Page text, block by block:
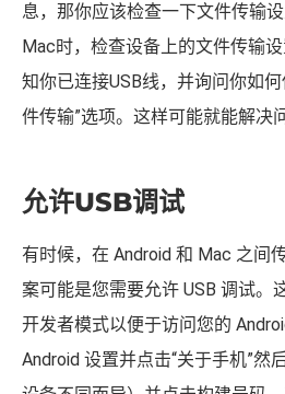
在安卓设备上启用文
如果USB线没问题，但仍然收到
息，那你应该检查一下文件传输
件传输”选项。这样可能就能解决
允许USB调试
有时候，在 Android 和 Mac 之间
案可能是您需要允许 USB 调试。